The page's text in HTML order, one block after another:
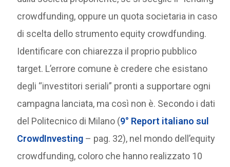
crowdfunding, oppure un quota societaria in caso
di scelta dello strumento equity crowdfunding.
Identificare con chiarezza il proprio pubblico
target. L’errore comune è credere che esistano
degli “investitori seriali” pronti a supportare ogni
campagna lanciata, ma così non è. Secondo i dati
del Politecnico di Milano (9° Report italiano sul
CrowdInvesting – pag. 32), nel mondo dell’equity
crowdfunding, coloro che hanno realizzato 10